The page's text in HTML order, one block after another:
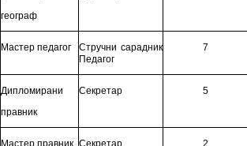
географ
Мастер педагог Стручни сарадник
Педагог
7
Дипломирани
правник
Секретар 5
Мастер правник Секретар 2